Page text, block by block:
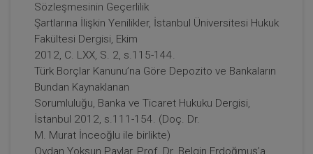
Tüketici Hukuku Enstitüsü
Sözleşmesinin Geçerlilik
Şartlarına İlişkin Yenilikler, İstanbul Üniversitesi Hukuk
Fakültesi Dergisi, Ekim
2012, C. LXX, S. 2, s.115-144.
Türk Borçlar Kanunu’na Göre Depozito ve Bankaların
Bundan Kaynaklanan
Sorumluluğu, Banka ve Ticaret Hukuku Dergisi,
İstanbul 2012, s.111-154. (Doç. Dr.
M. Murat İnceoğlu ile birlikte)
Oydan Yoksun Paylar, Prof. Dr. Belgin Erdoğmuş’a